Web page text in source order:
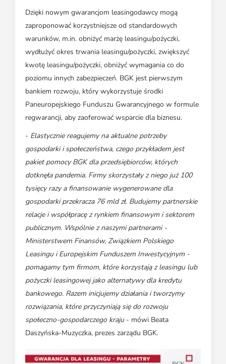
Dzięki nowym gwarancjom leasingodawcy mogą
zaproponować korzystniejsze od standardowych
warunków, m.in. obniżyć marżę leasingu/pożyczki,
wydłużyć okres trwania leasingu/pożyczki, zwiększyć
kwotę leasingu/pożyczki, obniżyć wymagania co do
poziomu innych zabezpieczeń. BGK jest pierwszym
bankiem rozwoju, który wykorzystuje środki
Paneuropejskiego Funduszu Gwarancyjnego w formule
regwarancji, aby zaoferować wsparcie dla biznesu.
- Elastycznie reagujemy na aktualne potrzeby
gospodarki i społeczeństwa, czego przykładem jest
pakiet pomocy BGK dla przedsiębiorców, których
dotknęła pandemia. Firmy skorzystały z niego już 100
tysięcy razy a finansowanie wygenerowane dla
gospodarki przekracza 76 mld zł. Budujemy partnerskie
relacje i współpracę z rynkiem finansowym i sektorem
publicznym. Wspólnie z naszymi partnerami -
Ministerstwem Finansów, Związkiem Polskiego
Leasingu i Europejskim Funduszem Inwestycyjnym -
pomagamy tym firmom, które korzystają z leasingu lub
pożyczki leasingowej jako alternatywy dla kredytu
bankowego. Razem inicjujemy działania i tworzymy
rozwiązania, które przyczyniają się do rozwoju
społeczno-gospodarczego kraju - mówi Beata
Daszyńska-Muzyczka, prezes zarządu BGK.